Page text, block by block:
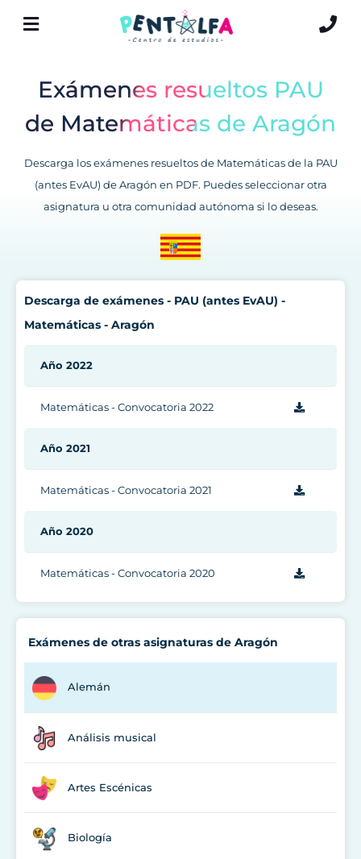
Exámenes resueltos PAU
de Matemáticas de Aragón
Descarga los exámenes resueltos de Matemáticas de la PAU
(antes EvAU) de Aragón en PDF. Puedes seleccionar otra
asignatura u otra comunidad autónoma si lo deseas.
Exámenes de otras asignaturas de Aragón
Alemán
Análisis musical
Artes Escénicas
Biología
Descarga de exámenes - PAU (antes EvAU) -
Matemáticas - Aragón
Año 2022
Matemáticas - Convocatoria 2022
Año 2021
Matemáticas - Convocatoria 2021
Año 2020
Matemáticas - Convocatoria 2020